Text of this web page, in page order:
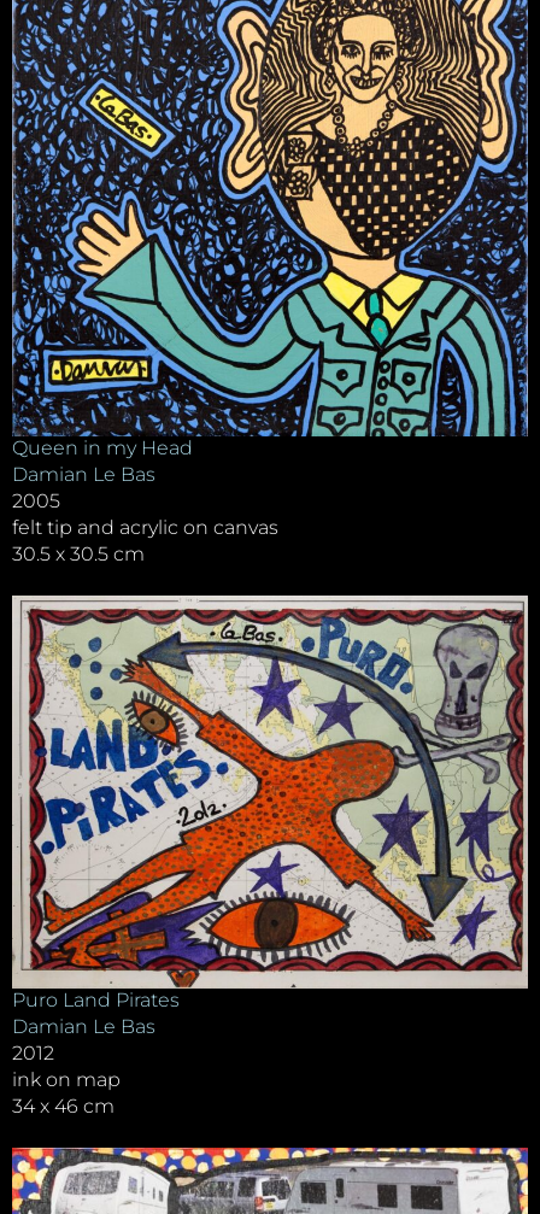
Queen in my Head
Damian Le Bas
2005
felt tip and acrylic on canvas
30.5 x 30.5 cm
Puro Land Pirates
Damian Le Bas
2012
ink on map
34 x 46 cm